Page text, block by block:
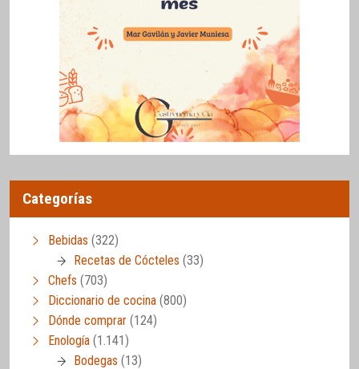
Categorías
Bebidas (322)
Recetas de Cócteles (33)
Chefs (703)
Diccionario de cocina (800)
Dónde comprar (124)
Enología (1.141)
Bodegas (13)